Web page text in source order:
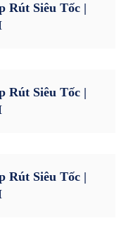
Rút Siêu Tốc |
Rút Siêu Tốc |
Rút Siêu Tốc |